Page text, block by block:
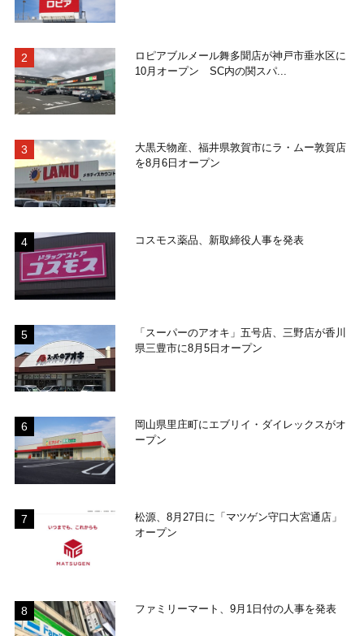
ロピアブルメール舞多聞店が神戸市垂水区に
10月オープン SC内の関スパ...
大黒天物産、福井県敦賀市にラ・ムー敦賀店
を8月6日オープン
コスモス薬品、新取締役人事を発表
「スーパーのアオキ」五号店、三野店が香川
県三豊市に8月5日オープン
岡山県里庄町にエブリイ・ダイレックスがオ
ープン
松源、8月27日に「マツゲン守口大宮通店」
オープン
ファミリーマート、9月1日付の人事を発表